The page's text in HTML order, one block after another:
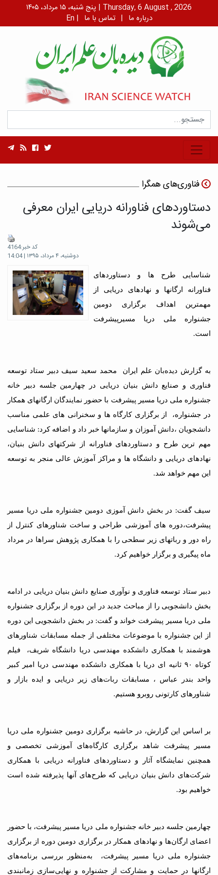
پنج شنبه، ۱۵ مرداد، ۱۴۰۵ | Thursday, 6 August , 2026
En | درباره ما | تماس با ما
فناوری‌های همگرا
دستاوردهای فناورانه دریایی ایران معرفی
می‌شوند
کد خبر:4164
دوشنبه، ۴ مرداد، ۱۳۹۵ | 14:04
شناسایی طرح ها و دستاوردهای
فناورانه ارگانها و نهادهای دریایی از
مهمترین اهداف برگزاری دومین
جشنواره ملی دریا مسیرپیشرفت
است.
به گزارش دیده‌بان علم ایران محمد سعید سیف دبیر ستاد توسعه
فناوری و صنایع دانش بنیان دریایی در چهارمین جلسه دبیر خانه
جشنواره ملی دریا مسیر پیشرفت با حضور نمایندگان ارگانهای همکار
در جشنواره، از برگزاری کارگاه ها و سخنرانی های علمی مناسب
دانشجویان ،دانش آموزان و سازمانها خبر داد و اضافه کرد: شناسایی
مهم ترین طرح و دستاوردهای فناورانه از شرکتهای دانش بنیان،
نهادهای دریایی و دانشگاه ها و مراکز آموزش عالی منجر به توسعه
این مهم خواهد شد.
سیف گفت: در بخش دانش آموزی دومین جشنواره ملی دریا مسیر
پیشرفت،دوره های آموزشی طراحی و ساخت شناورهای کنترل از
راه دور و رباتهای زیر سطحی را با همکاری پژوهش سراها در مرداد
ماه پیگیری و برگزار خواهیم کرد.
دبیر ستاد توسعه فناوری و نوآوری صنایع دانش بنیان دریایی در ادامه
بخش دانشجویی را از مباحث جدید در این دوره از برگزاری جشنواره
ملی دریا مسیر پیشرفت خواند و گفت: در بخش دانشجویی این دوره
از این جشنواره با موضوعات مختلفی از جمله مسابقات شناورهای
هوشمند با همکاری دانشکده مهندسی دریا دانشگاه شریف، فیلم
کوتاه ۹۰ ثانیه ای دریا با همکاری دانشکده مهندسی دریا امیر کبیر
واحد بندر عباس ، مسابقات ربات‌های زیر دریایی و ایده بازار و
شناورهای کارتونی روبرو هستیم.
بر اساس این گزارش، در حاشیه برگزاری دومین جشنواره ملی دریا
مسیر پیشرفت شاهد برگزاری کارگاه‌های آموزشی تخصصی و
همچنین نمایشگاه آثار و دستاوردهای فناورانه دریایی با همکاری
شرکت‌های دانش بنیان دریایی که طرح‌های آنها پذیرفته شده است
خواهیم بود.
چهارمین جلسه دبیر خانه جشنواره ملی دریا مسیر پیشرفت، با حضور
اعضای ارگان‌ها و نهادهای همکار در برگزاری دومین دوره از برگزاری
جشنواره ملی دریا مسیر پیشرفت، به‌منظور بررسی برنامه‌های
ارگانها در حمایت و مشارکت از جشنواره و نهایی‌سازی زمانبندی